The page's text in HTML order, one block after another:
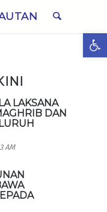
LAKSANA
DAN
AM